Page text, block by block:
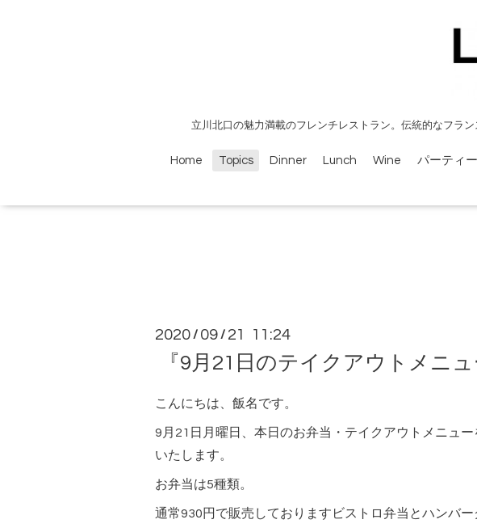
立川北口の魅力満載のフレンチレストラン。伝統的なフラ
Home Topics Dinner Lunch Wine パーティ
2020 / 09 / 21 11:24
『9月21日のテイクアウトメニュ
こんにちは、飯名です。
9月21日月曜日、本日のお弁当・テイクアウトメニュー
いたします。
お弁当は5種類。
通常930円で販売しておりますビストロ弁当とハンバー